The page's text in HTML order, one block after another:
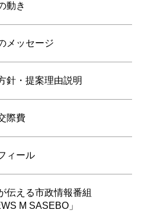
動き
メッセージ
針・提案理由説明
際費
ィール
伝える市政情報番組
M SASEBO」